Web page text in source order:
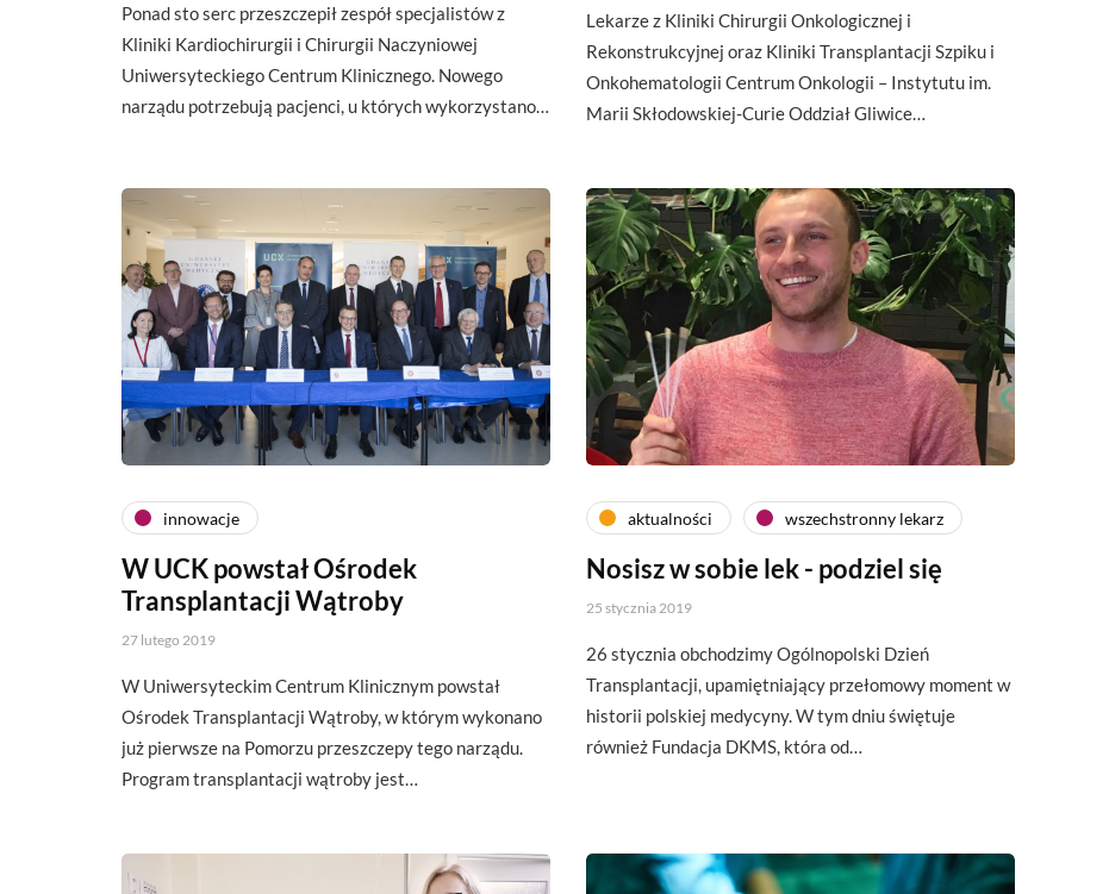
Ponad sto serc przeszczepił zespół specjalistów z
Kliniki Kardiochirurgii i Chirurgii Naczyniowej
Uniwersyteckiego Centrum Klinicznego. Nowego
narządu potrzebują pacjenci, u których wykorzystano…
Lekarze z Kliniki Chirurgii Onkologicznej i
Rekonstrukcyjnej oraz Kliniki Transplantacji Szpiku i
Onkohematologii Centrum Onkologii – Instytutu im.
Marii Skłodowskiej-Curie Oddział Gliwice…
innowacje
W UCK powstał Ośrodek
Transplantacji Wątroby
27 lutego 2019
W Uniwersyteckim Centrum Klinicznym powstał
Ośrodek Transplantacji Wątroby, w którym wykonano
już pierwsze na Pomorzu przeszczepy tego narządu.
Program transplantacji wątroby jest…
aktualności wszechstronny lekarz
Nosisz w sobie lek - podziel się
25 stycznia 2019
26 stycznia obchodzimy Ogólnopolski Dzień
Transplantacji, upamiętniający przełomowy moment w
historii polskiej medycyny. W tym dniu świętuje
również Fundacja DKMS, która od…